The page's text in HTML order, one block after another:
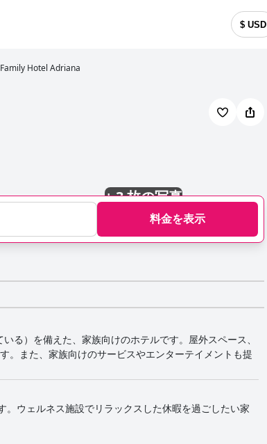
$ USD
Family Hotel Adriana
+3 枚の写真
料金を表示
る）を備えた、家族向けのホテルです。屋外スペース、
。また、家族向けのサービスやエンターテイメントも提
ウェルネス施設でリラックスした休暇を過ごしたい家